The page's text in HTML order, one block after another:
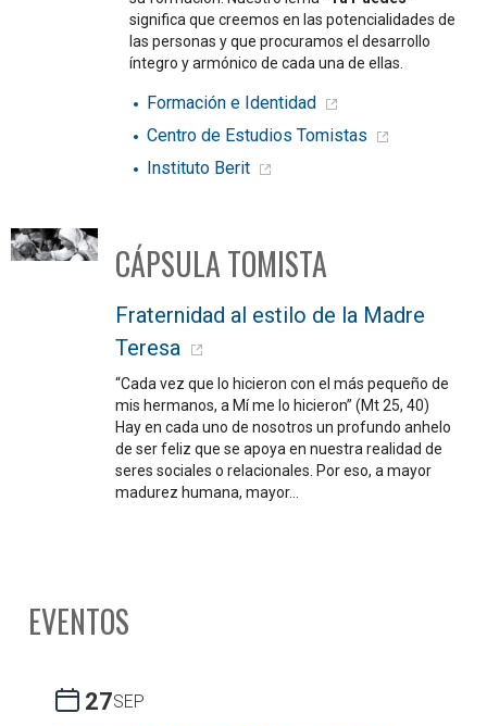
significa que creemos en las potencialidades de
las personas y que procuramos el desarrollo
íntegro y armónico de cada una de ellas.
Formación e Identidad
Centro de Estudios Tomistas
Instituto Berit
CÁPSULA TOMISTA
Fraternidad al estilo de la Madre
Teresa
“Cada vez que lo hicieron con el más pequeño de
mis hermanos, a Mí me lo hicieron” (Mt 25, 40)
Hay en cada uno de nosotros un profundo anhelo
de ser feliz que se apoya en nuestra realidad de
seres sociales o relacionales. Por eso, a mayor
madurez humana, mayor…
EVENTOS
27SEP